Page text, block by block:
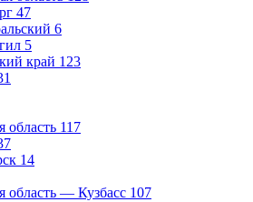
47
6
5
край 123
область 117
14
область — Кузбасс 107